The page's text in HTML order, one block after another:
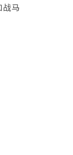
马